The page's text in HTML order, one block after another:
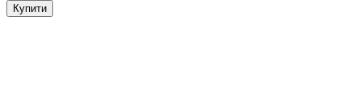
Купити